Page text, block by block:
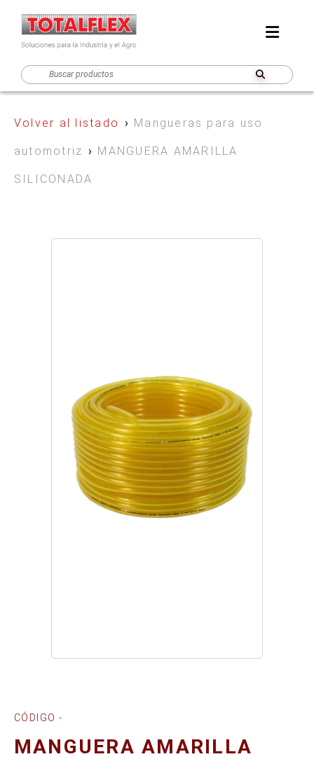
Volver al listado › Mangueras para uso
automotriz › MANGUERA AMARILLA
SILICONADA
CÓDIGO -
MANGUERA AMARILLA